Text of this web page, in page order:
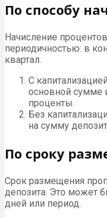
По способу
Начисление
периодичностью: в
квартал.
С
основной сумме
проценты.
Без
на сумму
По сроку
Срок размещения
депозита. Это может
дней или период.